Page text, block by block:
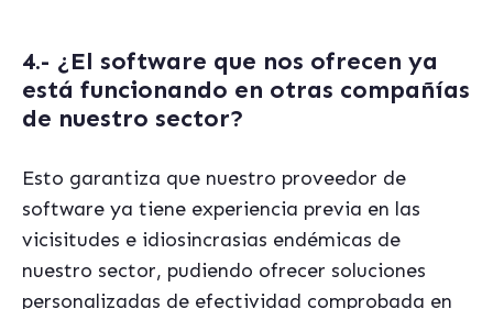
4.- ¿El software que nos ofrecen ya
está funcionando en otras compañías
de nuestro sector?
Esto garantiza que nuestro proveedor de
software ya tiene experiencia previa en las
vicisitudes e idiosincrasias endémicas de
nuestro sector, pudiendo ofrecer soluciones
personalizadas de efectividad comprobada en